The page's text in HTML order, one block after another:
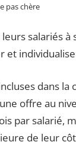
pas chère
leurs salariés
et
dans
offre au
par salarié,
de leur